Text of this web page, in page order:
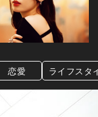
恋愛 ライフスタ